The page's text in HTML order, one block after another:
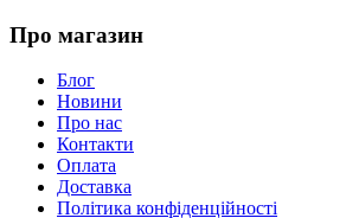
Про магазин
Блог
Новини
Про нас
Контакти
Оплата
Доставка
Політика конфіденційності